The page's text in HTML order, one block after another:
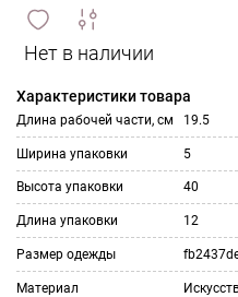
и
сравнить
ИЗБРАННОЕ
Характеристики товара
Длина рабочей части, см 19.5
Ширина упаковки 5
Высота упаковки 40
Длина упаковки 12
Размер одежды
Материал